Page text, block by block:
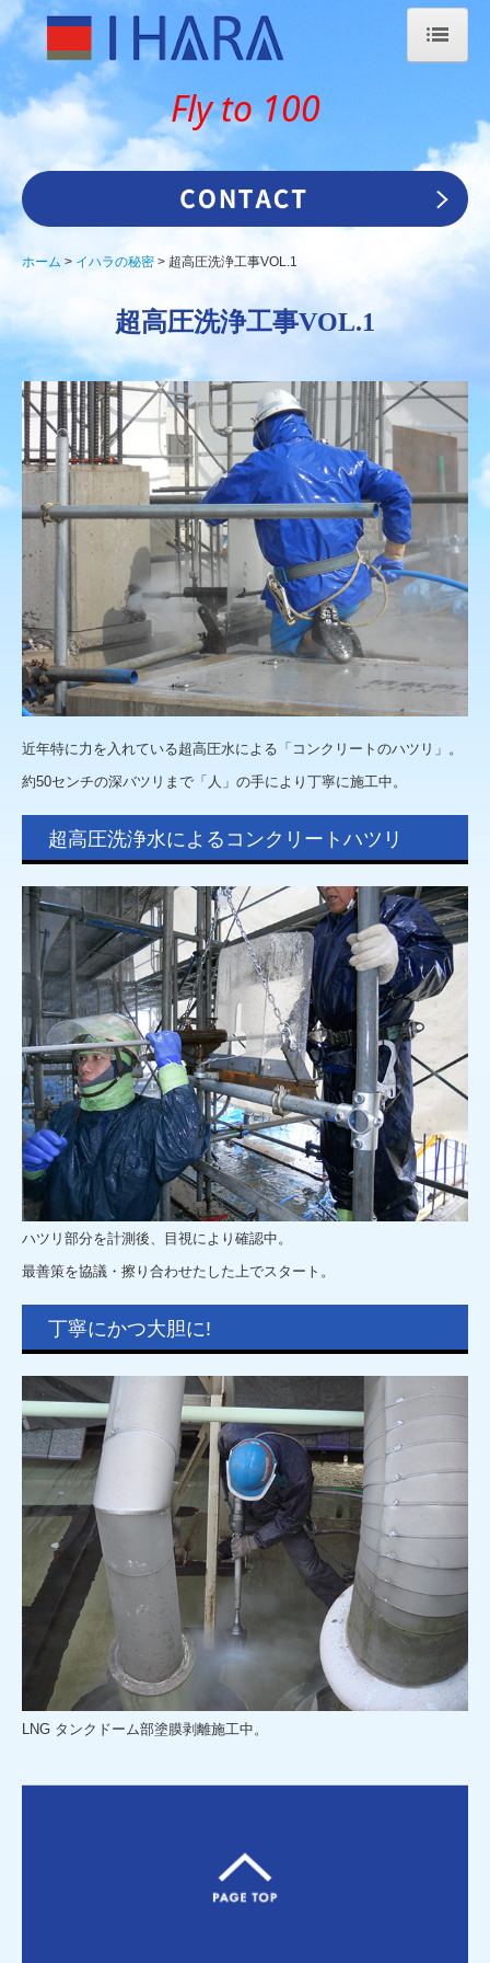
ホーム
会社案内
個人情報保護方針
バイマグリップシステム
BIMAGRIP SYSTEM
イハラの秘密
超高圧洗浄工事VOL.1
超高圧洗浄工事VOL.2
ウルトラストリップ工法
お問合せ
Fly to 100
ホーム イハラの秘密 超高圧洗浄工事VOL.1
超高圧洗浄工事VOL.1
近年特に力を入れている超高圧水による「コンクリートのハツリ」。
約50センチの深バツリまで「人」の手により丁寧に施工中。
超高圧洗浄水によるコンクリートハツリ
ハツリ部分を計測後、目視により確認中。
最善策を協議・擦り合わせたした上でスタート。
丁寧にかつ大胆に!
LNG タンクドーム部塗膜剥離施工中。